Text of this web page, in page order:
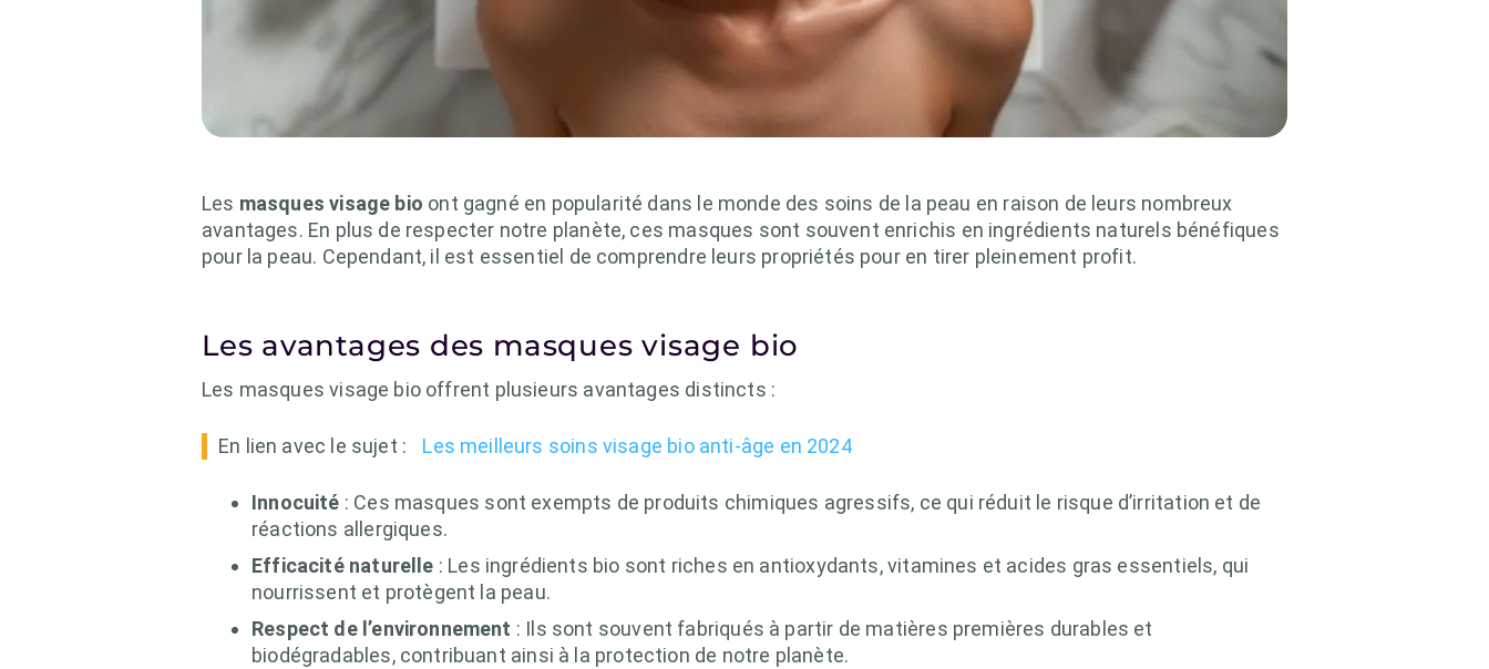
Les masques visage bio ont gagné en popularité dans le monde des soins de la peau en raison de leurs nombreux
avantages. En plus de respecter notre planète, ces masques sont souvent enrichis en ingrédients naturels bénéfiques
pour la peau. Cependant, il est essentiel de comprendre leurs propriétés pour en tirer pleinement profit.
Les avantages des masques visage bio
Les masques visage bio offrent plusieurs avantages distincts :
En lien avec le sujet : Les meilleurs soins visage bio anti-âge en 2024
Innocuité : Ces masques sont exempts de produits chimiques agressifs, ce qui réduit le risque d’irritation et de
réactions allergiques.
Efficacité naturelle : Les ingrédients bio sont riches en antioxydants, vitamines et acides gras essentiels, qui
nourrissent et protègent la peau.
Respect de l’environnement : Ils sont souvent fabriqués à partir de matières premières durables et
biodégradables, contribuant ainsi à la protection de notre planète.